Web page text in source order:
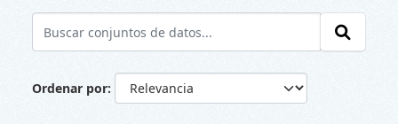
Ordenar por